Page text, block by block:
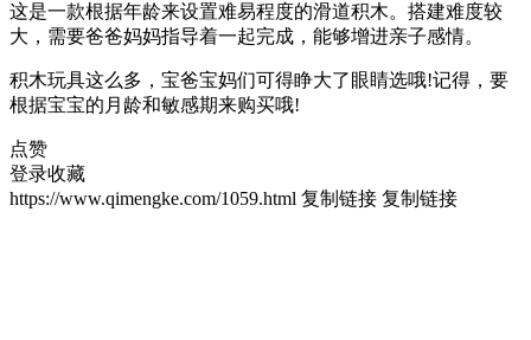
这是一款根据年龄来设置难易程度的滑道积木。搭建难度较
大，需要爸爸妈妈指导着一起完成，能够增进亲子感情。
积木玩具这么多，宝爸宝妈们可得睁大了眼睛选哦!记得，要
根据宝宝的月龄和敏感期来购买哦!
点赞
登录收藏
https://www.qimengke.com/1059.html 复制链接 复制链接